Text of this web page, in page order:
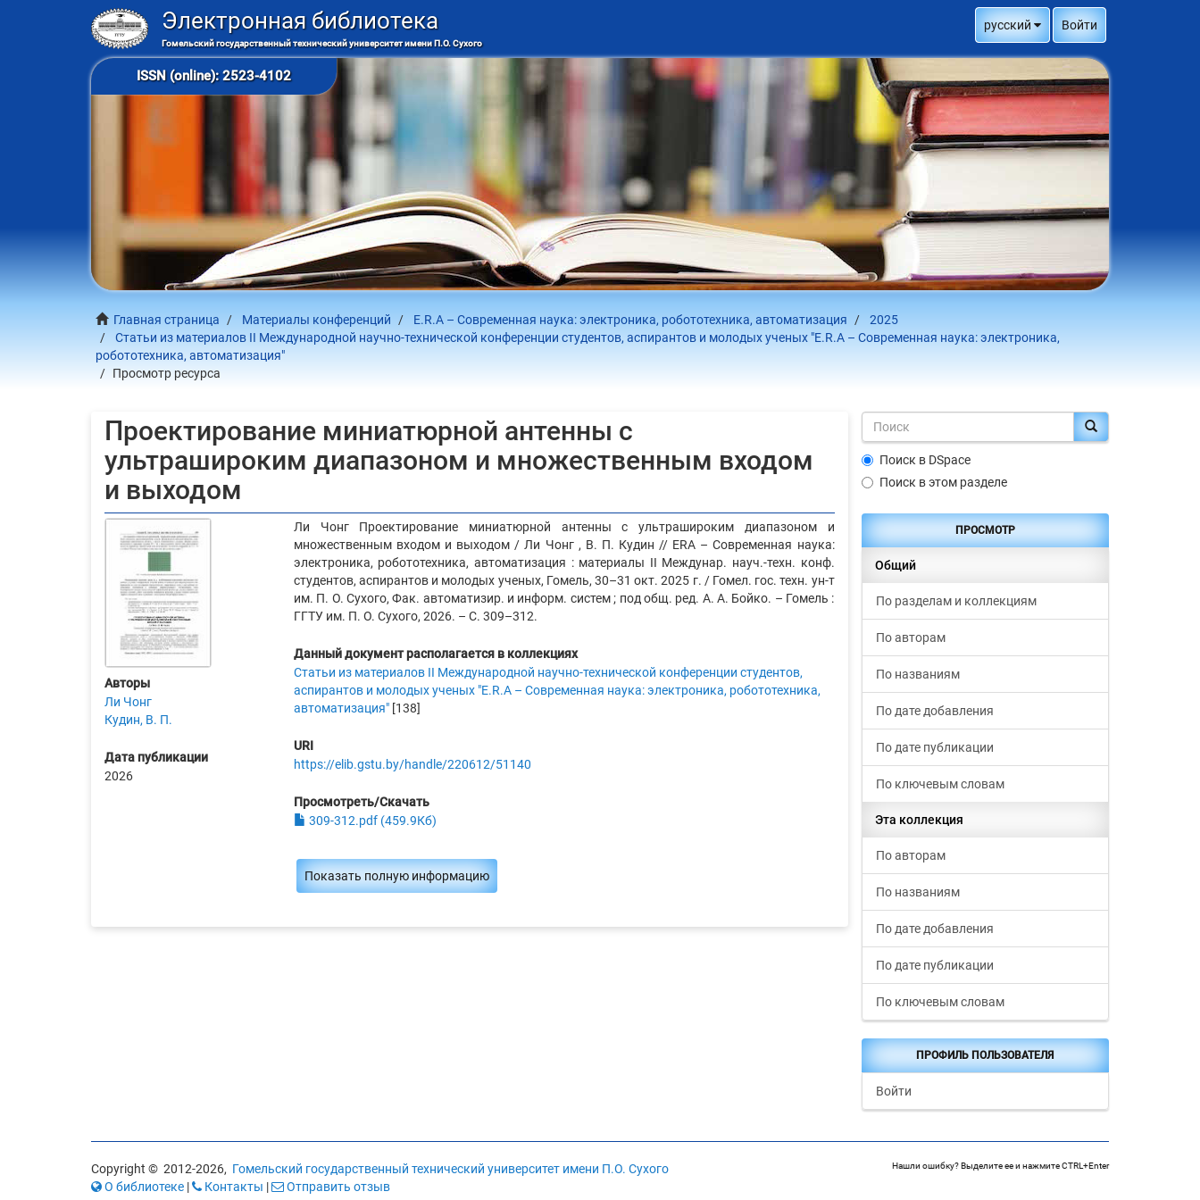
Электронная библиотека
Гомельский государственный технический университет имени П.О. Сухого
русский Войти
ISSN (online): 2523-4102
Главная страница Материалы конференций E.R.A – Современная наука: электроника, робототехника, автоматизация
2025
Статьи из материалов II Международной научно-технической конференции студентов, аспирантов и молодых ученых "E.R.A – Современная наука: электроника,
робототехника, автоматизация"
Просмотр ресурса
Проектирование миниатюрной антенны с
ультрашироким диапазоном и множественным входом
и выходом
Авторы
Ли Чонг
Кудин, В. П.
Дата публикации
2026
Ли Чонг Проектирование миниатюрной антенны с ультрашироким диапазоном и
множественным входом и выходом / Ли Чонг , В. П. Кудин // ERA – Современная наука:
электроника, робототехника, автоматизация : материалы II Междунар. науч.-техн. конф.
студентов, аспирантов и молодых ученых, Гомель, 30–31 окт. 2025 г. / Гомел. гос. техн. ун-т
им. П. О. Сухого, Фак. автоматизир. и информ. систем ; под общ. ред. А. А. Бойко. – Гомель :
ГГТУ им. П. О. Сухого, 2026. – С. 309–312.
Данный документ располагается в коллекциях
Статьи из материалов II Международной научно-технической конференции студентов,
аспирантов и молодых ученых "E.R.A – Современная наука: электроника, робототехника,
автоматизация"[138]
URI
https://elib.gstu.by/handle/220612/51140
Просмотреть/Скачать
309-312.pdf (459.9Кб)
Показать полную информацию
Поиск в DSpace
Поиск в этом разделе
ПРОСМОТР
Общий
По разделам и коллекциям
По авторам
По названиям
По дате добавления
По дате публикации
По ключевым словам
Эта коллекция
По авторам
По названиям
По дате добавления
По дате публикации
По ключевым словам
ПРОФИЛЬ ПОЛЬЗОВАТЕЛЯ
Войти
Copyright © 2012-2026, Гомельский государственный технический университет имени П.О. Сухого
О библиотеке | Контакты | Отправить отзыв
Нашли ошибку? Выделите ее и нажмите CTRL+Enter